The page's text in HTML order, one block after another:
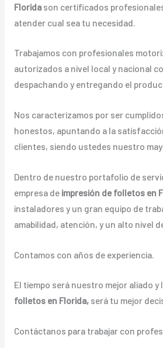
Floridason certificados
atender cual sea tu necesidad.
Trabajamos con profesionales
autorizados a nivel local y nacional
despachando y entregando el
Nos caracterizamos por ser
honestos, apuntando a la
clientes, siendo ustedes nuestro
Dentro de nuestro portafolio de
empresa de impresión de folletos en
instaladores y un gran equipo de
amabilidad, atención, y un alto nivel
Contamos con años de experiencia.
El tiempo será nuestro mejor aliado y
folletos en Florida, será tu mejor
Contáctanos para trabajar con